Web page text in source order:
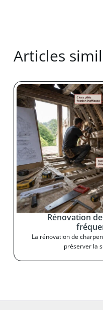
Articles
Rénovation
La rénovation de
préserver la